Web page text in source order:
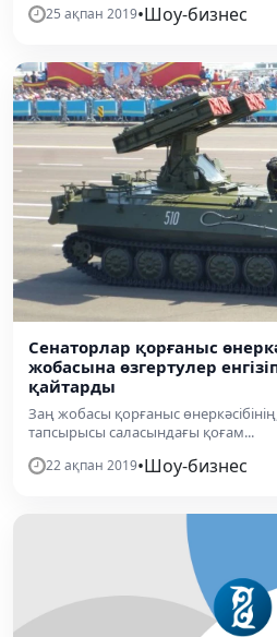
25 ақпан 2019•Шоу-бизнес
Сенаторлар қорғаныс
жобасына өзгертулер
қайтарды
Заң жобасы қорғаныс
тапсырысы саласындағы қоғам...
22 ақпан 2019•Шоу-бизнес